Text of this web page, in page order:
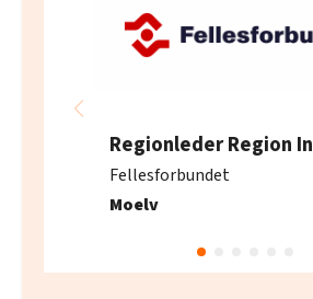
Regionleder Region
Fellesforbundet
Moelv